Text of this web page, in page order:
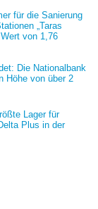
für die Sanierung
„Taras
von 1,76
Die Nationalbank
Höhe von über 2
Lager für
Plus in der